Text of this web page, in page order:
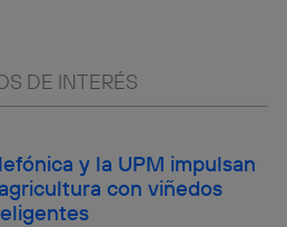
DE INTERÉS
y la UPM impulsan
con viñedos